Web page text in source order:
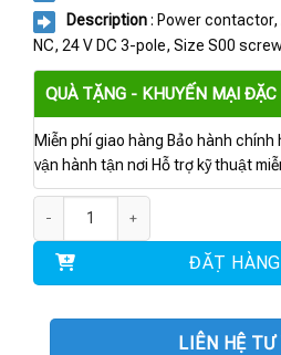
Description: Power contactor,
NC, 24 V DC 3-pole, Size S00
QUÀ TẶNG - KHUYẾN MẠI
Miễn phí giao hàng Bảo hành
vận hành tận nơi Hỗ trợ kỹ thuật
ĐẶT
LIÊN HỆ TƯ